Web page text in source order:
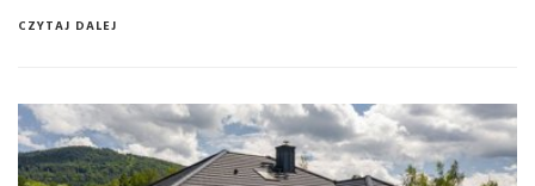
CZYTAJ DALEJ